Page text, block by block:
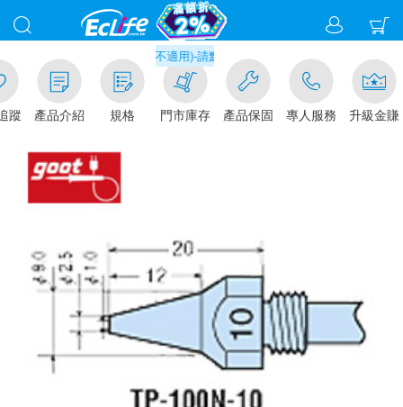
蹤 產品介紹 規格
門市取貨現折1%(部分商品不適用)-請點我看
門市庫存 產品保固 專人服務 升級金賺